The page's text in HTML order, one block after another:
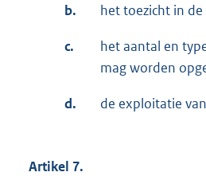
b. het toezicht in
c.
het aantal en
mag worden
d. de exploitatie
Artikel 7.